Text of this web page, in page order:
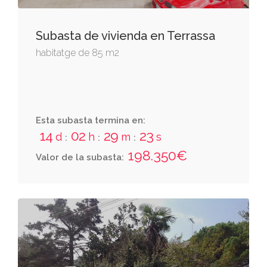
Subasta de vivienda en Terrassa
habitatge de 85 m2
Esta subasta termina en:
14 d : 02 h : 29 m : 22 s
Valor de la subasta: 198.350€